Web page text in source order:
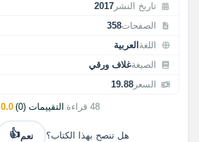
تاريخ النشر 2017
الصفحات358
اللغة العربية
الصيغةغلاف ورقي
السعر 19.88
48 قراءة التقييمات (0) |
0.0
هل تنصح بهذا الكتاب؟ نعم👍